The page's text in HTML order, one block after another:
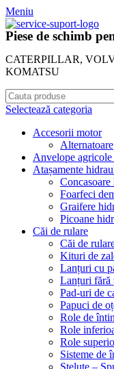
Meniu
Piese de schimb
CATERPILLAR,
KOMATSU
Selectează categoria
Accesorii motor
Alternatoare
Anvelope
Atașamente
Foarfeci
Graifere
Picoane
Căi de rulare
Căi de
Kituri de
Lanțuri cu
Lanțuri fără
Pad-uri de
Papuci de
Role de
Role
Role
Sisteme de
Steluțe –